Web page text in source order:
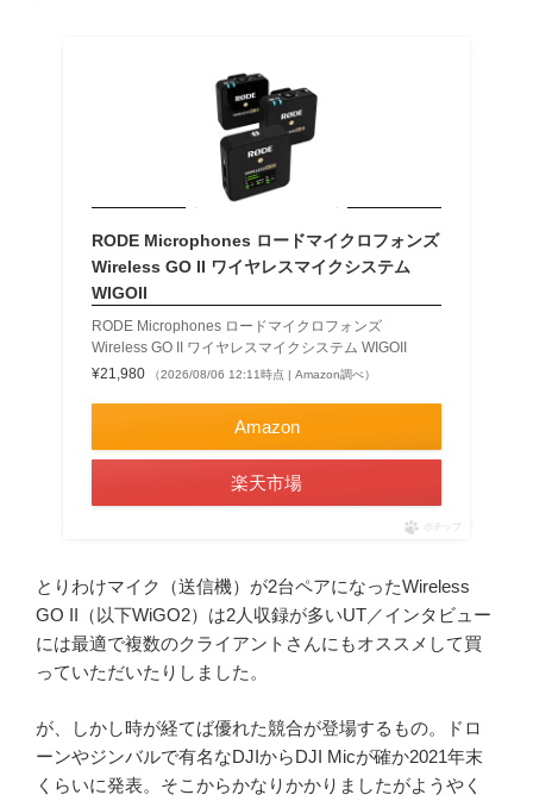
RODE Microphones ロードマイクロフォンズ
Wireless GO II ワイヤレスマイクシステム
WIGOII
RODE Microphones ロードマイクロフォンズ
Wireless GO II ワイヤレスマイクシステム WIGOII
¥21,980
（2026/08/06 12:11時点 | Amazon調べ）
Amazon
楽天市場
ポチップ
とりわけマイク（送信機）が2台ペアになったWireless
GO II（以下WiGO2）は2人収録が多いUT／インタビュー
には最適で複数のクライアントさんにもオススメして買
っていただいたりしました。
が、しかし時が経てば優れた競合が登場するもの。ドロ
ーンやジンバルで有名なDJIからDJI Micが確か2021年末
くらいに発表。そこからかなりかかりましたがようやく